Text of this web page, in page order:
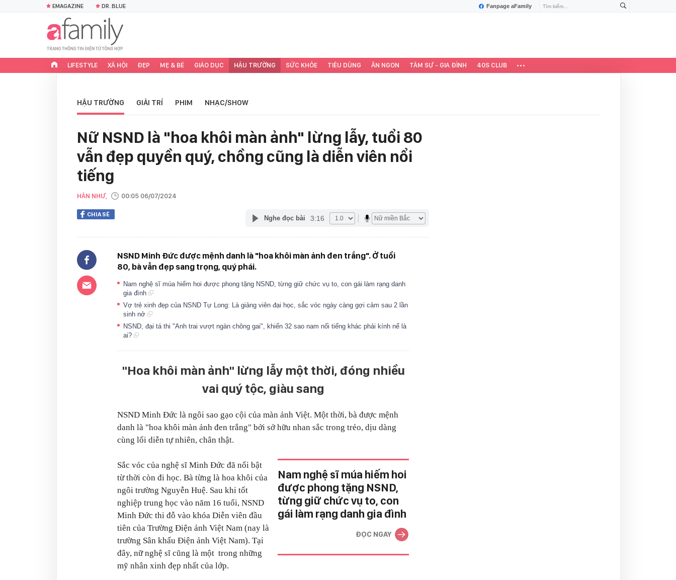
Fanpage aFamily
EMAGAZINE DR. BLUE
LIFESTYLE XÃ HỘI ĐẸP MẸ & BÉ GIÁO DỤC HẬU TRƯỜNG SỨC KHỎE TIÊU DÙNG ĂN NGON TÂM SỰ - GIA ĐÌNH 40S CLUB
HẬU TRƯỜNG GIẢI TRÍ PHIM NHẠC/SHOW
Nữ NSND là "hoa khôi màn ảnh" lừng lẫy, tuổi 80
vẫn đẹp quyền quý, chồng cũng là diễn viên nổi
tiếng
HÂN NHƯ, 00:05 06/07/2024
CHIA SẺ Nghe đọc bài 3:16
NSND Minh Đức được mệnh danh là "hoa khôi màn ảnh đen trắng". Ở tuổi
80, bà vẫn đẹp sang trọng, quý phái.
Nam nghệ sĩ múa hiếm hoi được phong tặng NSND, từng giữ chức vụ to, con gái làm rạng danh
gia đình
Vợ trẻ xinh đẹp của NSND Tự Long: Là giảng viên đại học, sắc vóc ngày càng gợi cảm sau 2 lần
sinh nở
NSND, đại tá thi "Anh trai vượt ngàn chông gai", khiến 32 sao nam nổi tiếng khác phải kính nể là
ai?
"Hoa khôi màn ảnh" lừng lẫy một thời, đóng nhiều
vai quý tộc, giàu sang
NSND Minh Đức là ngôi sao gạo cội của màn ảnh Việt. Một thời, bà được mệnh
danh là "hoa khôi màn ảnh đen trắng" bởi sở hữu nhan sắc trong trẻo, dịu dàng
cùng lối diễn tự nhiên, chân thật.
Nam nghệ sĩ múa hiếm hoi
được phong tặng NSND,
từng giữ chức vụ to, con
gái làm rạng danh gia đình
ĐỌC NGAY
Sắc vóc của nghệ sĩ Minh Đức đã nổi bật
từ thời còn đi học. Bà từng là hoa khôi của
ngôi trường Nguyễn Huệ. Sau khi tốt
nghiệp trung học vào năm 16 tuổi, NSND
Minh Đức thi đỗ vào khóa Diễn viên đầu
tiên của Trường Điện ảnh Việt Nam (nay là
trường Sân khấu Điện ảnh Việt Nam). Tại
đây, nữ nghệ sĩ cũng là một trong những
mỹ nhân xinh đẹp nhất của lớp.